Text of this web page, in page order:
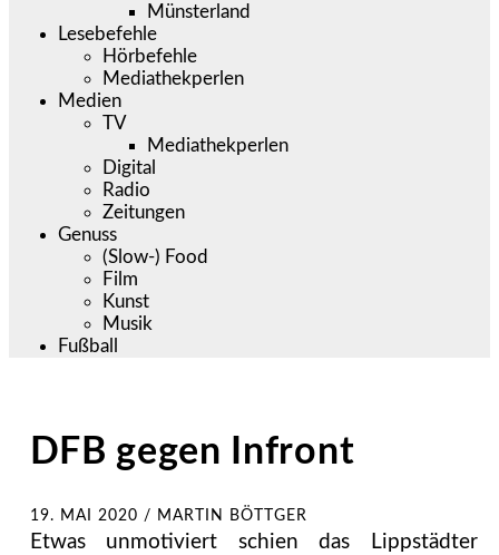
Münsterland
Lesebefehle
Hörbefehle
Mediathekperlen
Medien
TV
Mediathekperlen
Digital
Radio
Zeitungen
Genuss
(Slow-) Food
Film
Kunst
Musik
Fußball
DFB gegen Infront
19. MAI 2020 / MARTIN BÖTTGER
Etwas unmotiviert schien das Lippstädter